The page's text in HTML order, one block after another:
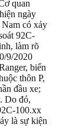
quan
ngày
có xảy
92C-
làm rõ
9/2020
biển
thôn P,
đầu xe;
Do đó,
100.xx
là sự kiện